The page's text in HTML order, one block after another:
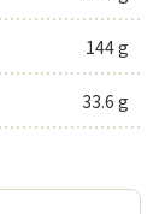
144 g
33.6 g